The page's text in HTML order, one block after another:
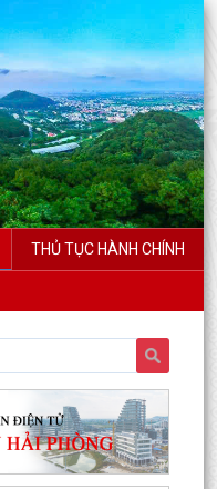
THỦ TỤC HÀNH CHÍNH